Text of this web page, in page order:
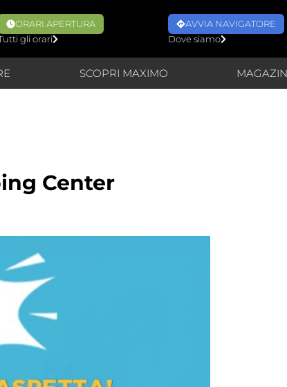
ORARI APERTURA
gli orari
AVVIA NAVIGATORE
Dove siamo
SCOPRI MAXIMO
Center